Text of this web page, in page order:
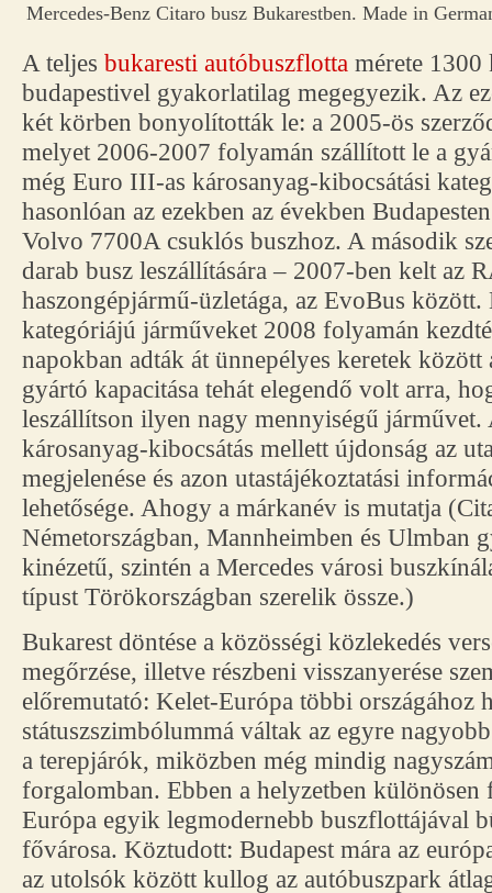
Mercedes-Benz Citaro busz Bukarestben. Made in
A teljes bukaresti autóbuszflotta mérete 1300
budapestivel gyakorlatilag megegyezik. Az
két körben bonyolították le: a 2005-ös
melyet 2006-2007 folyamán szállított le a
még Euro III-as károsanyag-kibocsátási
hasonlóan az ezekben az években
Volvo 7700A csuklós buszhoz. A második
darab busz leszállítására – 2007-ben kelt az
haszongépjármű-üzletága, az EvoBus
kategóriájú járműveket 2008 folyamán
napokban adták át ünnepélyes keretek
gyártó kapacitása tehát elegendő volt arra,
leszállítson ilyen nagy mennyiségű járművet.
károsanyag-kibocsátás mellett újdonság az
megjelenése és azon utastájékoztatási
lehetősége. Ahogy a márkanév is mutatja
Németországban, Mannheimben és Ulmban
kinézetű, szintén a Mercedes városi
típust Törökországban szerelik össze.)
Bukarest döntése a közösségi közlekedés
megőrzése, illetve részbeni visszanyerése
előremutató: Kelet-Európa többi országához
státuszszimbólummá váltak az egyre
a terepjárók, miközben még mindig
forgalomban. Ebben a helyzetben
Európa egyik legmodernebb buszflottájával
fővárosa. Köztudott: Budapest mára az
az utolsók között kullog az autóbuszpark